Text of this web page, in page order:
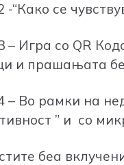
-“Како се
– Игра со QR
и прашањата
– Во рамки на
” и со
беа